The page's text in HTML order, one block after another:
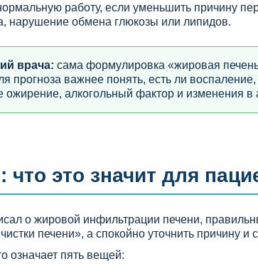
работу, если уменьшить причину
нарушение обмена глюкозы или липидов.
врача: сама формулировка «жировая
прогноза важнее понять, есть ли
алкогольный фактор и изменения в
что это значит для
о жировой инфильтрации печени,
печени», а спокойно уточнить причину и
означает пять вещей: